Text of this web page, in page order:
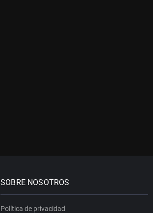
SOBRE NOSOTROS
Política de privacidad